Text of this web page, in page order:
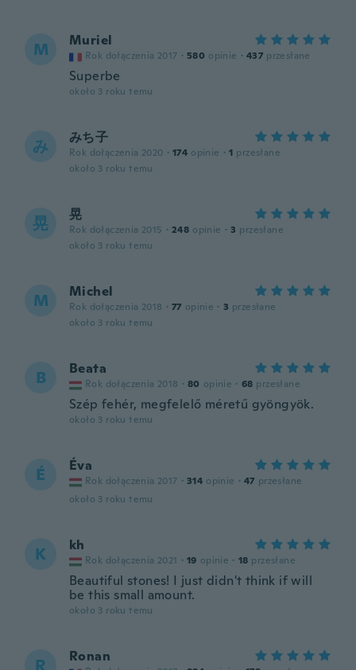
M Muriel
Rok dołączenia 2017 · 580 opinie · 437 przesłane
Superbe
około 3 roku temu
み みち子
Rok dołączenia 2020 · 174 opinie · 1 przesłane
około 3 roku temu
晃 晃
Rok dołączenia 2015 · 248 opinie · 3 przesłane
około 3 roku temu
M Michel
Rok dołączenia 2018 · 77 opinie · 3 przesłane
około 3 roku temu
B Beata
Rok dołączenia 2018 · 80 opinie · 68 przesłane
Szép fehér, megfelelő méretű gyöngyök.
około 3 roku temu
É Éva
Rok dołączenia 2017 · 314 opinie · 47 przesłane
około 3 roku temu
K kh
Rok dołączenia 2021 · 19 opinie · 18 przesłane
Beautiful stones! I just didn't think if will
be this small amount.
około 3 roku temu
R Ronan